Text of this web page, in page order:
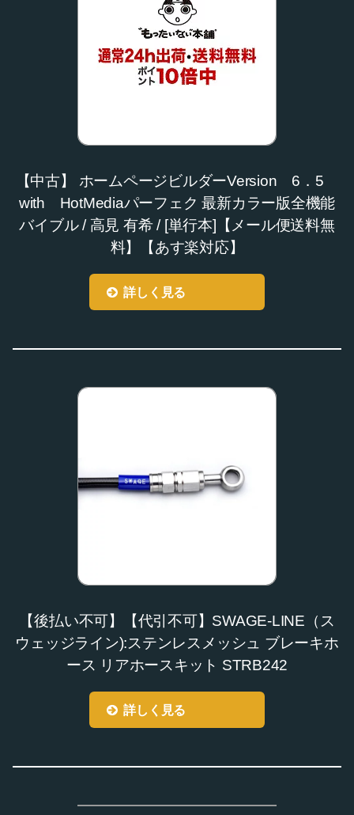
【中古】 ホームページビルダーVersion 6．5
with HotMediaパーフェク 最新カラー版全機能
バイブル / 高見 有希 / [単行本]【メール便送料無
料】【あす楽対応】
詳しく見る
【後払い不可】【代引不可】SWAGE-LINE（ス
ウェッジライン):ステンレスメッシュ ブレーキホ
ース リアホースキット STRB242
詳しく見る